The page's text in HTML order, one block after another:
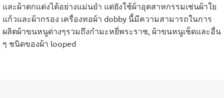
และผ้าตกแต่งได้อย่างแม่นยำ แต่ยังใช้ผ้าอุตสาหกรรมเช่นผ้าใย
แก้วและผ้ากรอง เครื่องทอผ้า dobby นี้มีความสามารถในการ
ผลิตผ้าขนหนูต่างๆรวมถึงกำมะหยี่พระราช, ผ้าขนหนูเช็ดและอื่น
ๆ ชนิดของผ้า looped